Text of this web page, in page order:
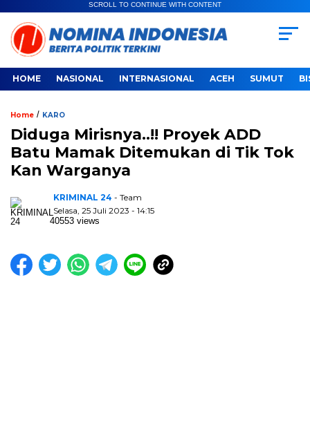
SCROLL TO CONTINUE WITH CONTENT
HOME NASIONAL INTERNASIONAL ACEH SUMUT
Home / KARO
Diduga Mirisnya..!! Proyek ADD
Batu Mamak Ditemukan di Tik Tok
Kan Warganya
KRIMINAL 24 - Team
Selasa, 25 Juli 2023 - 14:15
40553 views